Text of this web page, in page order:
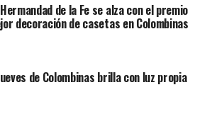
de la Fe se alza con el premio
decoración de casetas en Colombinas
de Colombinas brilla con luz propia